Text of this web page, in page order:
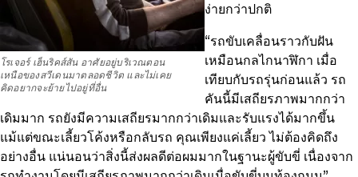
โรเจอร์ เฮ็นริคส์สัน อาศัยอยู่บริเวณตอน
เหนือของสวีเดนมาตลอดชีวิต และไม่เคย
คิดอยากจะย้ายไปอยู่ที่อื่น
ง่ายกว่าปกติ
“รถขับเคลื่อนราวกับฝัน
เหมือนกลไกนาฬิกา เมื่อ
เทียบกับรถรุ่นก่อนแล้ว รถ
คันนี้มีเสถียรภาพมากกว่า
เดิมมาก รถยังมีความเสถียรมากกว่าเดิมและรับแรงได้มากขึ้น
แม้แต่ขณะเลี้ยวโค้งหรือกลับรถ คุณเพียงแค่เลี้ยว ไม่ต้องคิดถึง
อย่างอื่น แน่นอนว่าสิ่งนี้ส่งผลดีต่อผมมากในฐานะผู้ขับขี่ เนื่องจาก